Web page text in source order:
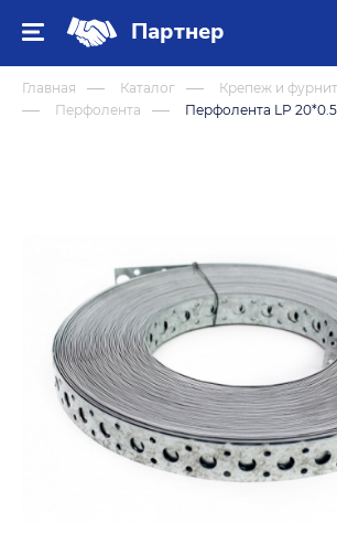
Партнер
Главная Каталог
Крепеж и
Перфолента
Перфолента LP